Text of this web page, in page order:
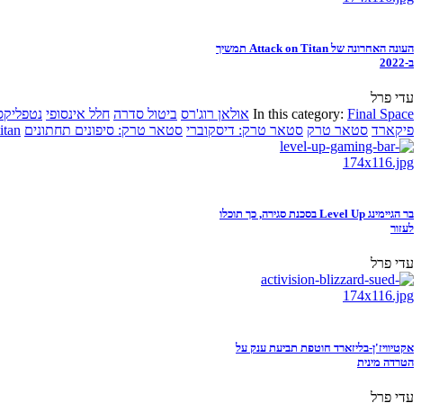
העונה האחרונה של Attack on Titan תמשיך
ב-2022
עדי פרל
In this category: Final Space אולאן רוג'רס ביטול סדרה חלל אינסופי
פיקארד סטאר טרק סטאר טרק: דיסקוברי סטאר טרק: סיפונים תחתונים
בר הגיימינג Level Up בסכנת סגירה, כך תוכלו
לעזור
עדי פרל
אקטיוויז'ן-בליזארד חוטפת תביעת ענק על
הטרדה מינית
עדי פרל